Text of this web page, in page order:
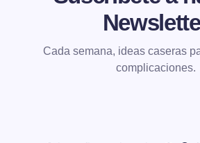
Cada semana, ideas caseras
complicaciones.